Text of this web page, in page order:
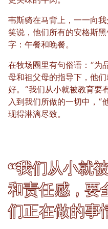
韦斯骑在马背上，一一向
笑说，他们所有的安格斯
字：午餐和晚餐。
在牧场圈里有句俗语：“为
母和祖父母的指导下，他
好。“我们从小就被教育要
入到我们所做的一切中，”
现得淋漓尽致。
“我们从小就
和责任感，要
们正在做的事